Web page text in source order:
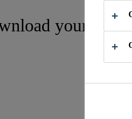
your